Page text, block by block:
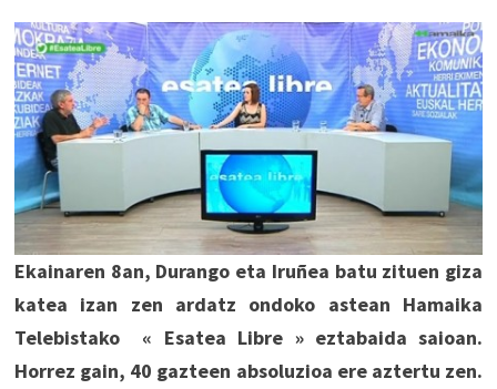
Ekainaren 8an, Durango eta Iruñea batu zituen giza
katea izan zen ardatz ondoko astean Hamaika
Telebistako « Esatea Libre » eztabaida saioan.
Horrez gain, 40 gazteen absoluzioa ere aztertu zen.